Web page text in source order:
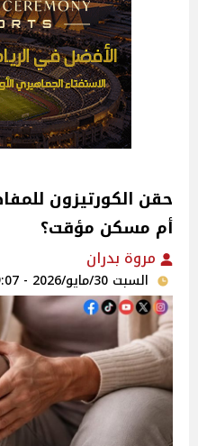
حقن الكورتيزون
أم مسكن مؤقت؟
مروة بدران
السبت 30/مايو/2026 - 09:07 م